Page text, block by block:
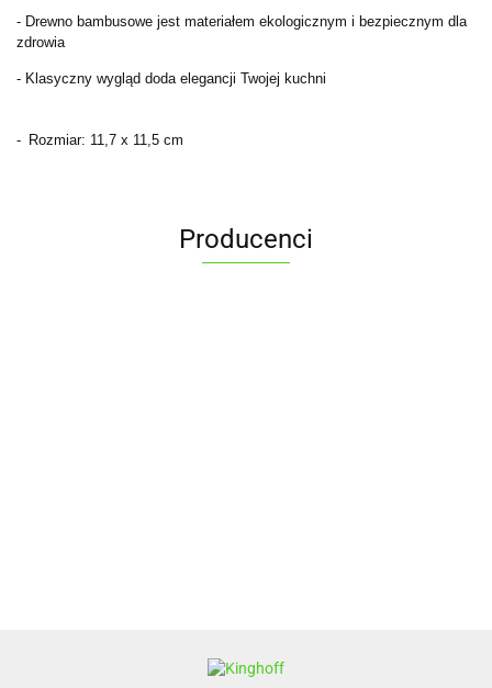
- Drewno bambusowe jest materiałem ekologicznym i bezpiecznym dla
zdrowia
- Klasyczny wygląd doda elegancji Twojej kuchni
- Rozmiar: 11,7 x 11,5 cm
Producenci